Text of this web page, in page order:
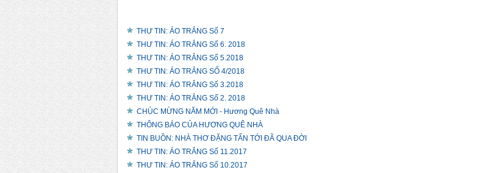
THƯ TIN: ÁO TRẮNG Số 7
THƯ TIN: ÁO TRẮNG Số 6. 2018
THƯ TIN: ÁO TRẮNG Số 5.2018
THƯ TIN: ÁO TRẮNG SỐ 4/2018
THƯ TIN: ÁO TRẮNG Số 3.2018
THƯ TIN: ÁO TRẮNG Số 2. 2018
CHÚC MỪNG NĂM MỚI - Hương Quê Nhà
THÔNG BÁO CỦA HƯƠNG QUÊ NHÀ
TIN BUỒN: NHÀ THƠ ĐẶNG TẤN TỚI ĐÃ QUA ĐỜI
THƯ TIN: ÁO TRẮNG Số 11.2017
THƯ TIN: ÁO TRẮNG Số 10.2017